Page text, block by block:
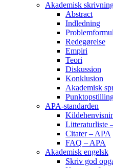
Akademisk
Abstract
Indledning
Redegørelse
Empiri
Teori
Diskussion
Konklusion
Akademisk
APA-standarden
Litteraturliste
Citater – APA
FAQ – APA
Akademisk engelsk
Skriv god